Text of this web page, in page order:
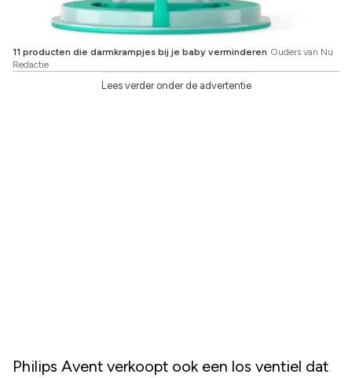
11 producten die darmkrampjes bij je baby verminderen Ouders van Nu
Redactie
Lees verder onder de advertentie
Philips Avent verkoopt ook een los ventiel dat